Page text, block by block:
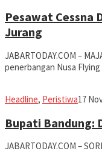
Pesawat Cessna
Jurang
JABARTODAY.COM –
penerbangan Nusa
Headline, PeristiwaJabar
17
Bupati Bandung:
JABARTODAY.COM –